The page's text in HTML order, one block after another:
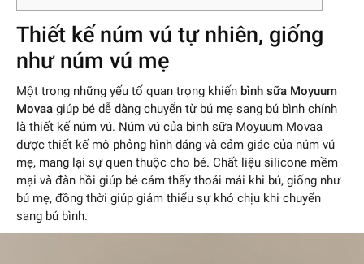
Thiết kế núm vú tự nhiên, giống
như núm vú mẹ
Một trong những yếu tố quan trọng khiến bình sữa Moyuum
Movaa giúp bé dễ dàng chuyển từ bú mẹ sang bú bình chính
là thiết kế núm vú. Núm vú của bình sữa Moyuum Movaa
được thiết kế mô phỏng hình dáng và cảm giác của núm vú
mẹ, mang lại sự quen thuộc cho bé. Chất liệu silicone mềm
mại và đàn hồi giúp bé cảm thấy thoải mái khi bú, giống như
bú mẹ, đồng thời giúp giảm thiểu sự khó chịu khi chuyển
sang bú bình.